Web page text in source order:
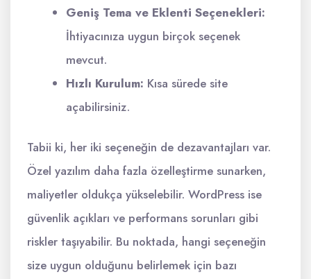
Geniş Tema ve Eklenti Seçenekleri:
İhtiyacınıza uygun birçok seçenek
mevcut.
Hızlı Kurulum: Kısa sürede site
açabilirsiniz.
Tabii ki, her iki seçeneğin de dezavantajları var.
Özel yazılım daha fazla özelleştirme sunarken,
maliyetler oldukça yükselebilir. WordPress ise
güvenlik açıkları ve performans sorunları gibi
riskler taşıyabilir. Bu noktada, hangi seçeneğin
size uygun olduğunu belirlemek için bazı